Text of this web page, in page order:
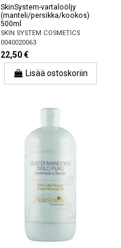
SkinSystem-vartaloöljy
(manteli/persikka/kookos)
500ml
SKIN SYSTEM COSMETICS
0040020063
22,50 €
Lisää ostoskoriin